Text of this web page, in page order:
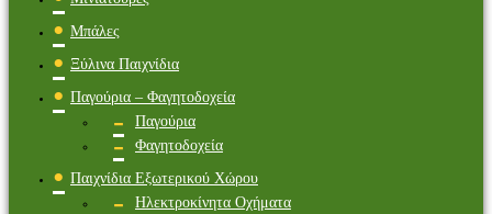
Μπάλες
Ξύλινα Παιχνίδια
Παγούρια – Φαγητοδοχεία
Παγούρια
Φαγητοδοχεία
Παιχνίδια Εξωτερικού Χώρου
Ηλεκτροκίνητα Οχήματα